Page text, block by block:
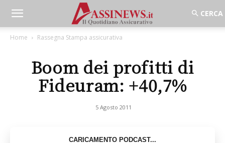
Home Rassegna Stampa assicurativa
Boom dei profitti di
Fideuram: +40,7%
5 Agosto 2011